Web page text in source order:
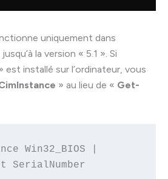
uniquement dans
la version « 5.1 ». Si
est installé sur l’ordinateur, vous
» au lieu de « Get-
Win32_BIOS |
SerialNumber